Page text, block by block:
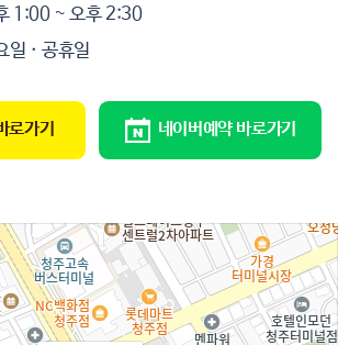
1:00 ~ 오후 2:30
일 · 공휴일
로가기 네이버예약 바로가기